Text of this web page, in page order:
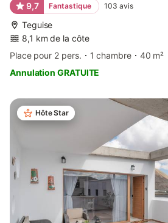
9,7 Fantastique 103 avis
Teguise
8,1 km de la côte
Place pour 2 pers.
1 chambre
40 m²
Annulation GRATUITE
Hôte Star